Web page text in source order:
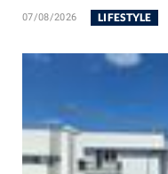
07/08/2026 LIFESTYLE